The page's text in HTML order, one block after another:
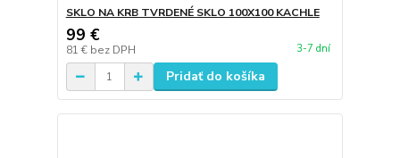
SKLO NA KRB TVRDENÉ SKLO 100X100 KACHLE
99 €
81 € bez DPH 3-7 dní
Pridať do košíka